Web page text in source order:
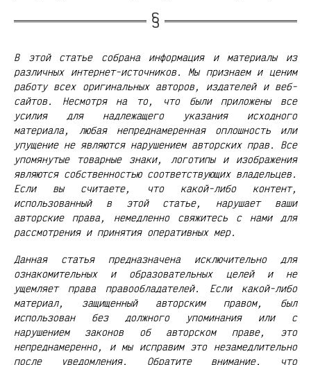
В этой статье собрана информация и материалы из
различных интернет-источников. Мы признаем и ценим
работу всех оригинальных авторов, издателей и веб-
сайтов. Несмотря на то, что были приложены все
усилия для надлежащего указания исходного
материала, любая непреднамеренная оплошность или
упущение не являются нарушением авторских прав. Все
упомянутые товарные знаки, логотипы и изображения
являются собственностью соответствующих владельцев.
Если вы считаете, что какой-либо контент,
использованный в этой статье, нарушает ваши
авторские права, немедленно свяжитесь с нами для
рассмотрения и принятия оперативных мер.
Данная статья предназначена исключительно для
ознакомительных и образовательных целей и не
ущемляет права правообладателей. Если какой-либо
материал, защищенный авторским правом, был
использован без должного упоминания или с
нарушением законов об авторском праве, это
непреднамеренно, и мы исправим это незамедлительно
после уведомления. Обратите внимание, что